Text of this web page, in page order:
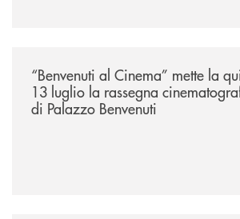
“Benvenuti al Cinema” mette la
13 luglio la rassegna
di Palazzo Benvenuti